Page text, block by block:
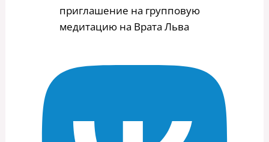
приглашение на групповую
медитацию на Врата Льва